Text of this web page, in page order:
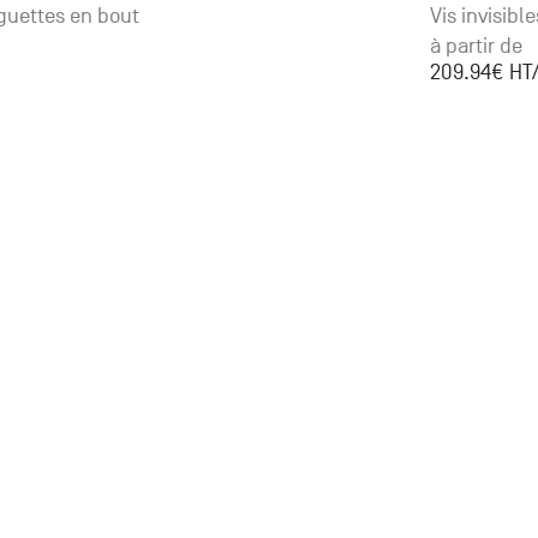
en bout
Vis
à partir de
209.94€ HT